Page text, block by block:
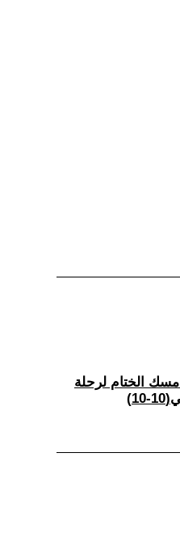
مسك الختام لرحلة